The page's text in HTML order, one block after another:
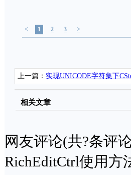
< 1 2 3 >
上一篇： 实现UNICODE字符集下
Writestring写入中文
相关文章
网友评论(共?条评
RichEditCtrl使用方